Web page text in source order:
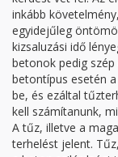
inkább
egyidejűleg
kizsaluzási idő
betonok pedig
betontípus esetén
be, és ezáltal
kell számítanunk,
A tűz, illetve a
terhelést jelent.